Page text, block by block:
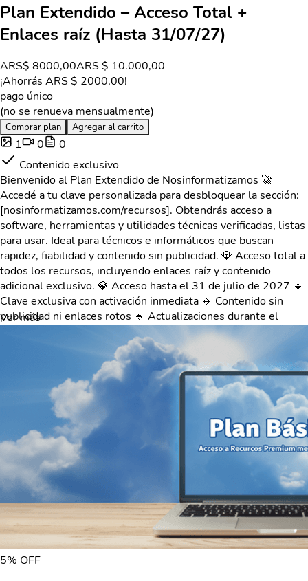
Plan Extendido – Acceso Total +
Enlaces raíz (Hasta 31/07/27)
ARS$ 8000,00ARS$ 10.000,00
¡Ahorrás ARS$ 2000,00!
pago único
(no se renueva mensualmente)
Comprar plan Agregar al carrito
1 0
0
Contenido exclusivo
Bienvenido al Plan Extendido de Nosinformatizamos 🚀
Accedé a tu clave personalizada para desbloquear la sección:
[nosinformatizamos.com/recursos]. Obtendrás acceso a
software, herramientas y utilidades técnicas verificadas, listas
para usar. Ideal para técnicos e informáticos que buscan
rapidez, fiabilidad y contenido sin publicidad. 💎 Acceso total a
todos los recursos, incluyendo enlaces raíz y contenido
adicional exclusivo. 💎 Acceso hasta el 31 de julio de 2027 🔹
Clave exclusiva con activación inmediata 🔹 Contenido sin
publicidad ni enlaces rotos 🔹 Actualizaciones durante el
período 🔹 Acceso directo mediante la opción “Desbloquear
Premium” en la web. 💡 PAGO ÚNICO (sin renovación
automática) Tu clave estará disponible en:
[cafecito.app/nosinformatizamos/posts]
Ver más
5% OFF